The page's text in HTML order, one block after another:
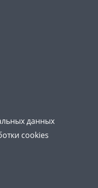
данных
cookies